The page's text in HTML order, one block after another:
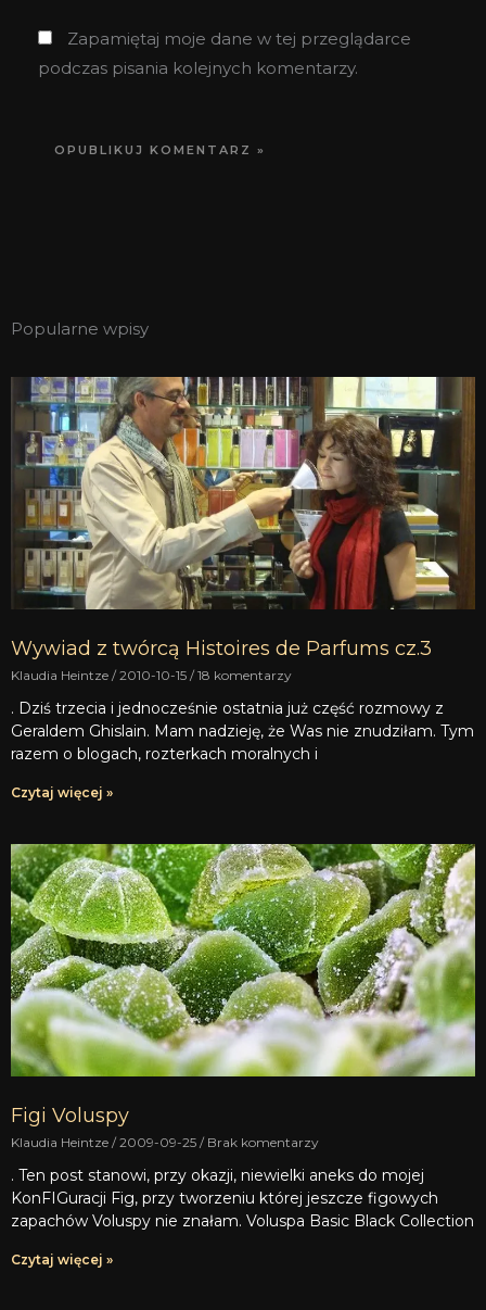
Zapamiętaj moje dane w tej przeglądarce
podczas pisania kolejnych komentarzy.
Popularne wpisy
Wywiad z twórcą Histoires de Parfums cz.3
Klaudia Heintze 2010-10-15 18 komentarzy
. Dziś trzecia i jednocześnie ostatnia już część rozmowy z
Geraldem Ghislain. Mam nadzieję, że Was nie znudziłam. Tym
razem o blogach, rozterkach moralnych i
Czytaj więcej »
Figi Voluspy
Klaudia Heintze 2009-09-25 Brak komentarzy
. Ten post stanowi, przy okazji, niewielki aneks do mojej
KonFIGuracji Fig, przy tworzeniu której jeszcze figowych
zapachów Voluspy nie znałam. Voluspa Basic Black Collection
Czytaj więcej »